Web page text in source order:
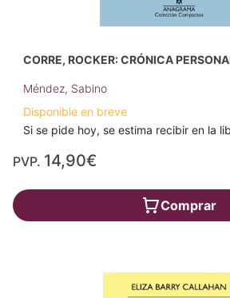
CORRE, ROCKER: CRÓNICA
Méndez, Sabino
Disponible en breve
Si se pide hoy, se estima recibir en la
PVP. 14,90€
Comprar